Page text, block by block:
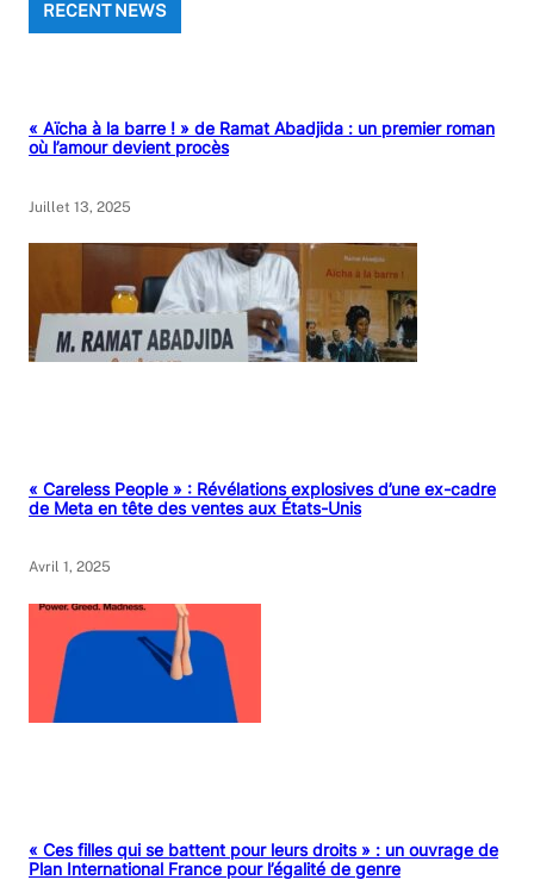
RECENT NEWS
« Aïcha à la barre ! » de Ramat Abadjida : un premier roman
où l’amour devient procès
Juillet 13, 2025
« Careless People » : Révélations explosives d’une ex-cadre
de Meta en tête des ventes aux États-Unis
Avril 1, 2025
« Ces filles qui se battent pour leurs droits » : un ouvrage de
Plan International France pour l’égalité de genre